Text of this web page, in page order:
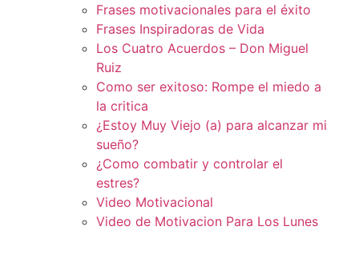
Frases motivacionales para el éxito
Frases Inspiradoras de Vida
Los Cuatro Acuerdos – Don Miguel
Ruiz
Como ser exitoso: Rompe el miedo a
la critica
¿Estoy Muy Viejo (a) para alcanzar mi
sueño?
¿Como combatir y controlar el
estres?
Video Motivacional
Video de Motivacion Para Los Lunes